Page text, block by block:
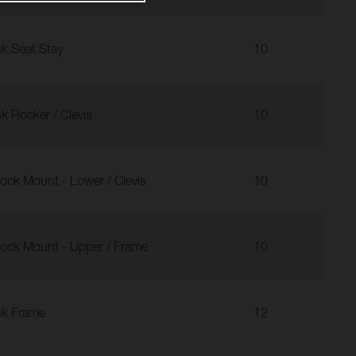
Seat Stay 10
Rocker / Clevis 10
Mount - Lower / Clevis 10
Mount - Upper / Frame 10
Frame 12